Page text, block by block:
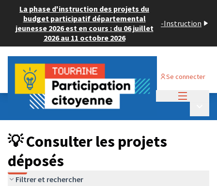
La phase d'instruction des projets du
budget participatif départemental
jeunesse 2026 est en cours : du 06 juillet
2026 au 11 octobre 2026
-Instruction
Se connecter
Budget Participatif JEUNESSE 2024
💡 Consulter les projets déposés
💡 Consulter les projets
déposés
Filtrer et rechercher